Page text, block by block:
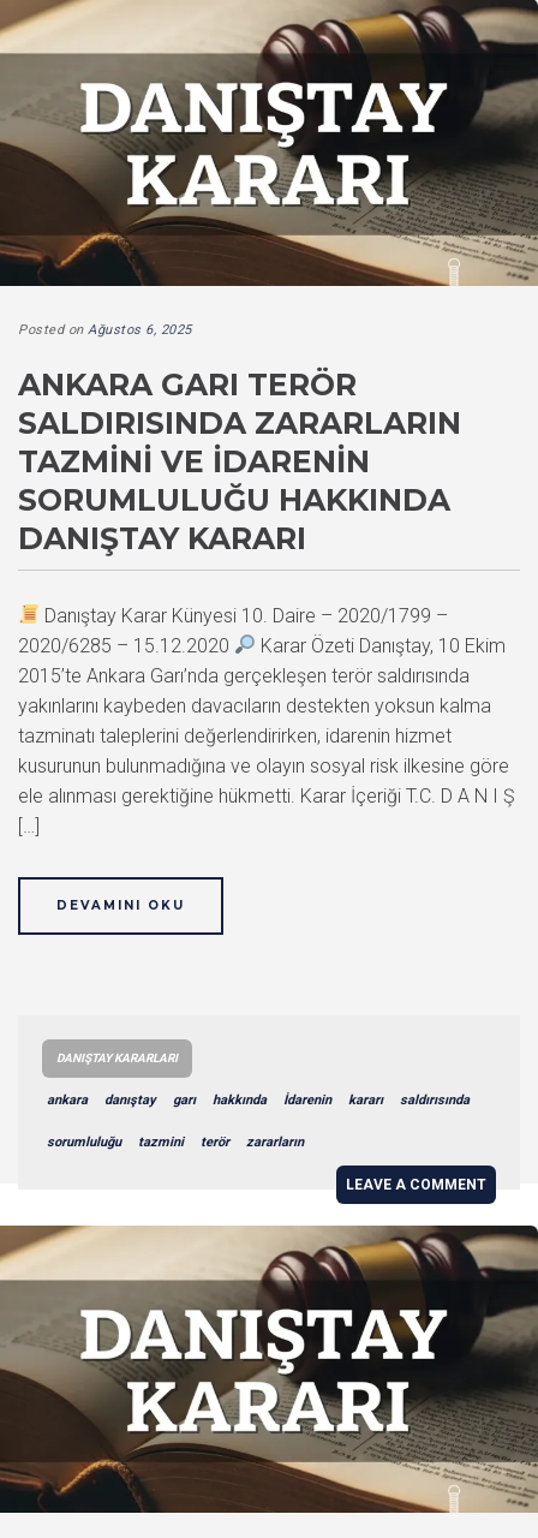
Posted on Ağustos 6, 2025
ANKARA GARI TERÖR
SALDIRISINDA ZARARLARIN
TAZMINI VE İDARENIN
SORUMLULUĞU HAKKINDA
DANIŞTAY KARARI
Danıştay Karar Künyesi 10. Daire – 2020/1799 –
2020/6285 – 15.12.2020
Karar Özeti Danıştay, 10 Ekim
2015’te Ankara Garı’nda gerçekleşen terör saldırısında
yakınlarını kaybeden davacıların destekten yoksun kalma
tazminatı taleplerini değerlendirirken, idarenin hizmet
kusurunun bulunmadığına ve olayın sosyal risk ilkesine göre
ele alınması gerektiğine hükmetti. Karar İçeriği T.C. D A N I Ş
[…]
DEVAMINI OKU
DANIŞTAY KARARLARI
ankara danıştay garı hakkında İdarenin kararı saldırısında
sorumluluğu tazmini terör zararların
LEAVE A COMMENT